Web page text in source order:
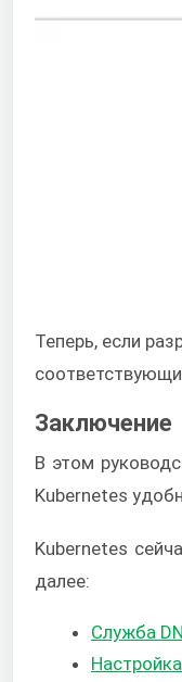
Теперь, если
Заключение
В этом
Kubernetes
Kubernetes
далее:
Служба